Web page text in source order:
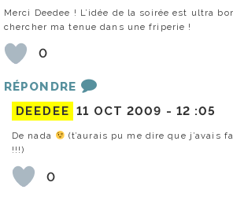
Merci Deedee ! L’idée de la soirée est ultra
chercher ma tenue dans une friperie !
0
RÉPONDRE
DEEDEE 11 OCT 2009 - 12 :05
De nada
(t’aurais pu me dire que j’avais
!!!)
0